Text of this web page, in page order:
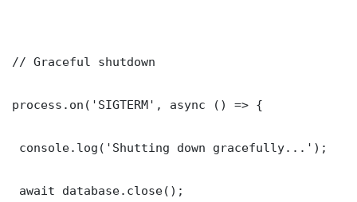
// Graceful shutdown
process.on('SIGTERM', async () => {
console.log('Shutting down gracefully...');
await database.close();